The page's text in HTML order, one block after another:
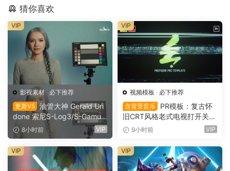
猜你喜欢
影视素材 · 必下推荐
更新V5 油管大神 Gerald Un
done 索尼S-Log3/S-Gamut
3.Cine素材色彩还原、监看L
UT调色预设 Gerald Undone
– S-Log3 LUT Pack（1260
2）
8小时前 VIP
VIP
视频模板 · 必下推荐
含背景音乐
PR模板：复古怀
旧CRT风格老式电视打开关闭
LOGO动画展示（16151）
9小时前 VIP
VIP
VIP VIP